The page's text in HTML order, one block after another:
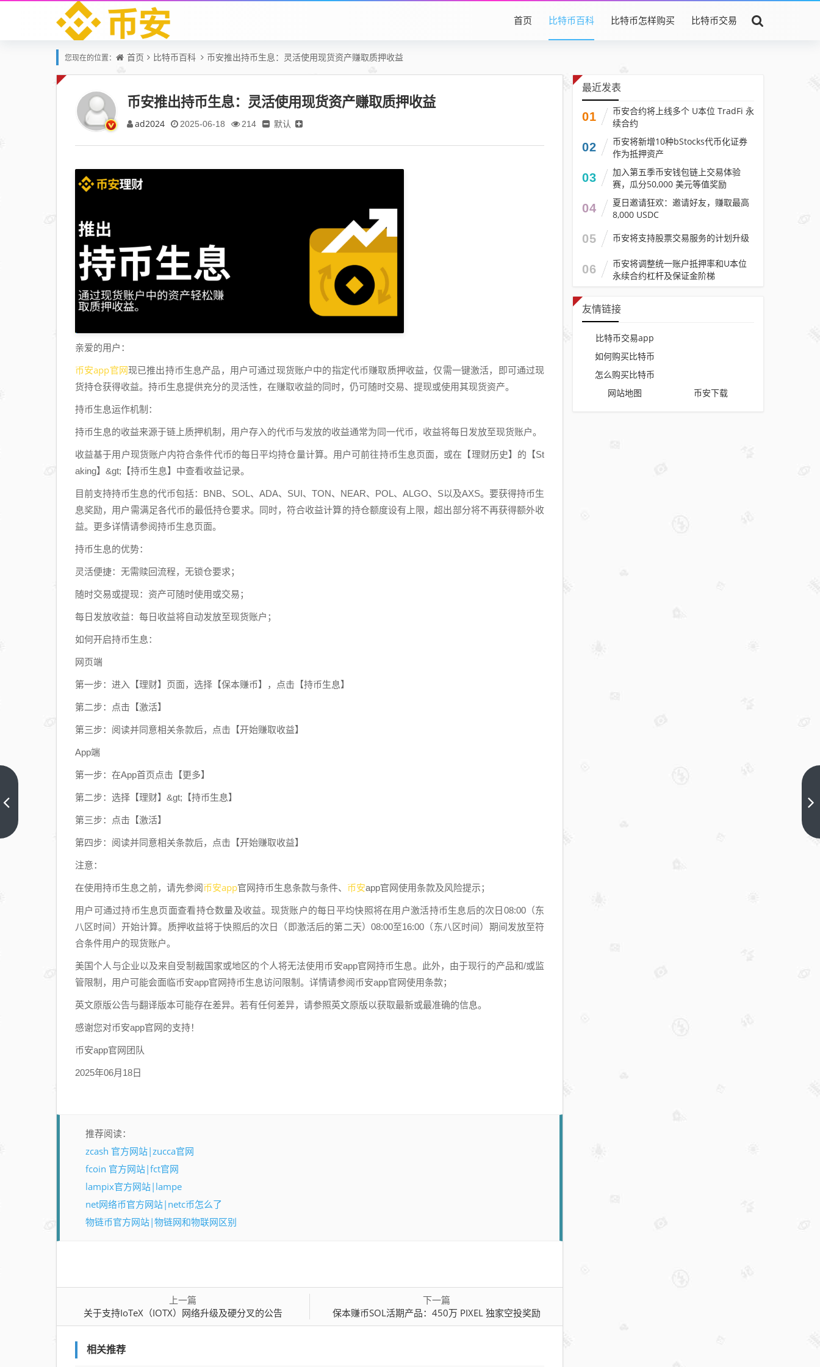
首页 比特币百科 比特币怎样购买 比特币交易
您现在的位置： 首页 比特币百科 币安推出持币生息：灵活使用现货资产赚取质押收益
币安推出持币生息：灵活使用现货资产赚取质押收益
ad2024 2025-06-18 214 默认
亲爱的用户：
币安app官网现已推出持币生息产品，用户可通过现货账户中的指定代币赚取质押收益，仅需一键激活，即可通过现
货持仓获得收益。持币生息提供充分的灵活性，在赚取收益的同时，仍可随时交易、提现或使用其现货资产。
持币生息运作机制：
持币生息的收益来源于链上质押机制，用户存入的代币与发放的收益通常为同一代币，收益将每日发放至现货账户。
收益基于用户现货账户内符合条件代币的每日平均持仓量计算。用户可前往持币生息页面，或在【理财历史】的【St
aking】&gt;【持币生息】中查看收益记录。
目前支持持币生息的代币包括：BNB、SOL、ADA、SUI、TON、NEAR、POL、ALGO、S以及AXS。要获得持币生
息奖励，用户需满足各代币的最低持仓要求。同时，符合收益计算的持仓额度设有上限，超出部分将不再获得额外收
益。更多详情请参阅持币生息页面。
持币生息的优势：
灵活便捷：无需赎回流程，无锁仓要求；
随时交易或提现：资产可随时使用或交易；
每日发放收益：每日收益将自动发放至现货账户；
如何开启持币生息：
网页端
第一步：进入【理财】页面，选择【保本赚币】，点击【持币生息】
第二步：点击【激活】
第三步：阅读并同意相关条款后，点击【开始赚取收益】
App端
第一步：在App首页点击【更多】
第二步：选择【理财】&gt;【持币生息】
第三步：点击【激活】
第四步：阅读并同意相关条款后，点击【开始赚取收益】
注意：
在使用持币生息之前，请先参阅币安app官网持币生息条款与条件、 币安app官网使用条款及风险提示；
用户可通过持币生息页面查看持仓数量及收益。现货账户的每日平均快照将在用户激活持币生息后的次日08:00（东
八区时间）开始计算。质押收益将于快照后的次日（即激活后的第二天）08:00至16:00（东八区时间）期间发放至符
合条件用户的现货账户。
美国个人与企业以及来自受制裁国家或地区的个人将无法使用币安app官网持币生息。此外，由于现行的产品和/或监
管限制，用户可能会面临币安app官网持币生息访问限制。详情请参阅币安app官网使用条款；
英文原版公告与翻译版本可能存在差异。若有任何差异，请参照英文原版以获取最新或最准确的信息。
感谢您对币安app官网的支持！
币安app官网团队
2025年06月18日
推荐阅读：
zcash 官方网站|zucca官网
fcoin 官方网站|fct官网
lampix官方网站|lampe
net网络币官方网站|netc币怎么了
物链币官方网站|物链网和物联网区别
上一篇
关于支持IoTeX（IOTX）网络升级及硬分叉的公告
下一篇
保本赚币SOL活期产品：450万 PIXEL 独家空投奖励
IoTeX（IOTX）
网络升级及硬
分叉的公告
上一篇
相关推荐
最近发表
01
币安合约将上线多个 U本位 TradFi 永
续合约
02
币安将新增10种bStocks代币化证券
作为抵押资产
03
加入第五季币安钱包链上交易体验
赛，瓜分50,000 美元等值奖励
04
夏日邀请狂欢：邀请好友，赚取最高
8,000 USDC
05 币安将支持股票交易服务的计划升级
06
币安将调整统一账户抵押率和U本位
永续合约杠杆及保证金阶梯
友情链接
比特币交易app
如何购买比特币
怎么购买比特币
网站地图
币安下载